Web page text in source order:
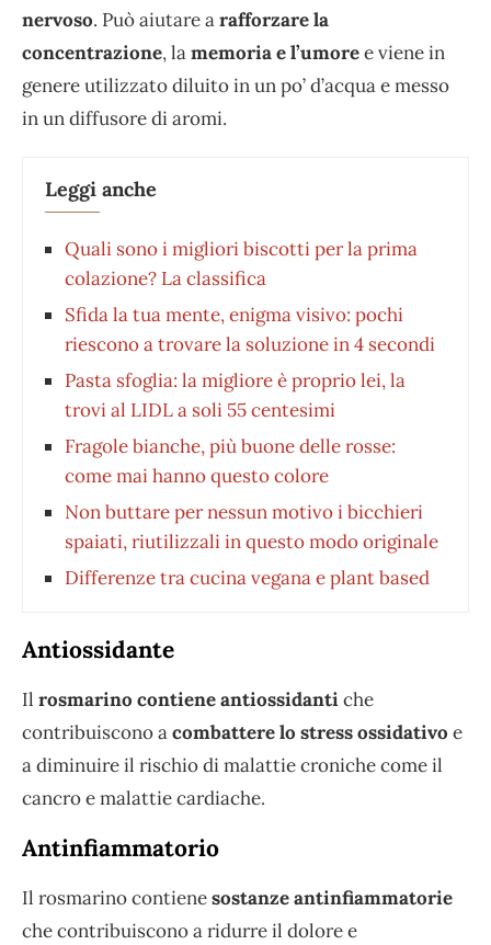
nervoso. Può aiutare arafforzare la
concentrazione, lamemoria e l’umoree viene in
genere utilizzato diluito in un po’ d’acqua e messo
in un diffusore di aromi.
Leggi anche
Quali sono i migliori biscotti per la prima
colazione? La classifica
Sfida la tua mente, enigma visivo: pochi
riescono a trovare la soluzione in 4 secondi
Pasta sfoglia: la migliore è proprio lei, la
trovi al LIDL a soli 55 centesimi
Fragole bianche, più buone delle rosse:
come mai hanno questo colore
Non buttare per nessun motivo i bicchieri
spaiati, riutilizzali in questo modo originale
Differenze tra cucina vegana e plant based
Antiossidante
Il rosmarino contiene antiossidantiche
contribuiscono acombattere lo stress ossidativo e
a diminuire il rischio di malattie croniche come il
cancro e malattie cardiache.
Antinfiammatorio
Il rosmarino contienesostanze antinfiammatorie
che contribuiscono a ridurre il dolore e